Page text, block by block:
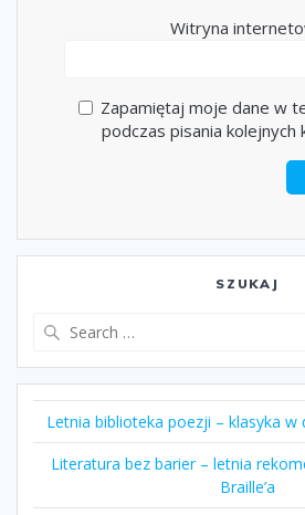
Witryna
Zapamiętaj moje dane w
podczas pisania kolejnych
SZUKAJ
Letnia biblioteka poezji – klasyka
Literatura bez barier – letnia
Braille’a